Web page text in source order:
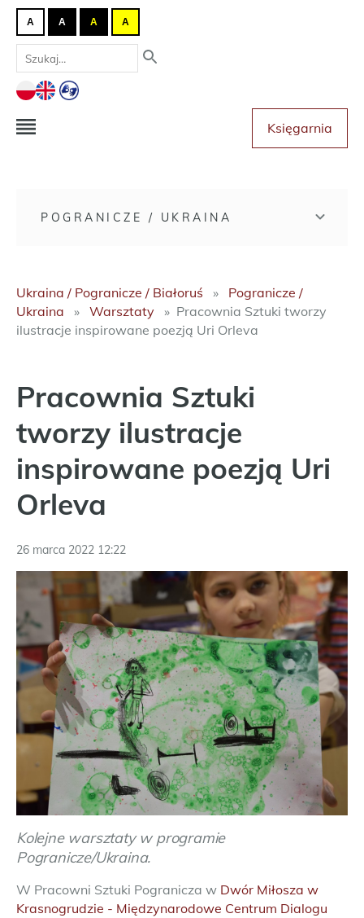
A A A A
Księgarnia
POGRANICZE / UKRAINA
Ukraina / Pogranicze / Białoruś
Pogranicze /
Ukraina
Warsztaty
Pracownia Sztuki tworzy
ilustracje inspirowane poezją Uri Orleva
Pracownia Sztuki
tworzy ilustracje
inspirowane poezją Uri
Orleva
26 marca 2022 12:22
Kolejne warsztaty w programie
Pogranicze/Ukraina.
W Pracowni Sztuki Pogranicza w Dwór Miłosza w
Krasnogrudzie - Międzynarodowe Centrum Dialogu